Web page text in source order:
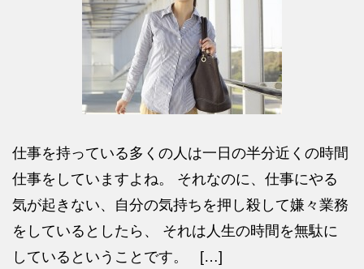
仕事を持っている多くの人は一日の半分近くの時間
仕事をしていますよね。 それなのに、仕事にやる
気が起きない、自分の気持ちを押し殺して嫌々業務
をしているとしたら、 それは人生の時間を無駄に
しているということです。 […]